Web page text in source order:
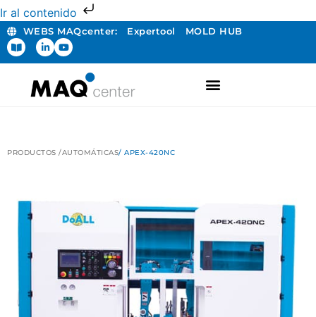
Ir al contenido
WEBS MAQcenter: Expertool MOLD HUB
PRODUCTOS /AUTOMÁTICAS/ APEX-420NC